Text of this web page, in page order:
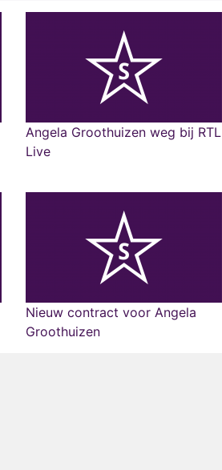
Angela Groothuizen weg bij RTL
Live
Nieuw contract voor Angela
Groothuizen